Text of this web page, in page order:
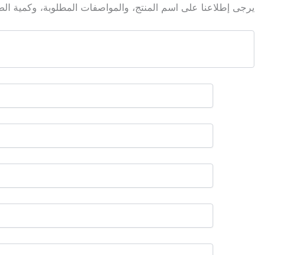
يرجى إطلاعنا على اسم المنتج، والمواصفات المطلوبة، وكمية